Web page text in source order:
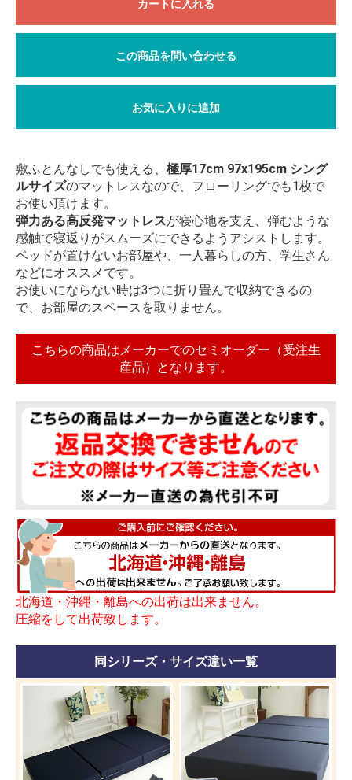
カートに入れる
この商品を問い合わせる
お気に入りに追加
敷ふとんなしでも使える、 極厚17cm 97x195cm シング
ルサイズのマットレスなので、フローリングでも1枚で
お使い頂けます。
弾力ある高反発マットレスが寝心地を支え、弾むような
感触で寝返りがスムーズにできるようアシストします。
ベッドが置けないお部屋や、一人暮らしの方、学生さん
などにオススメです。
お使いにならない時は3つに折り畳んで収納できるの
で、お部屋のスペースを取りません。
こちらの商品はメーカーでのセミオーダー（受注生
産品）となります。
北海道・沖縄・離島への出荷は出来ません。
圧縮をして出荷致します。
同シリーズ・サイズ違い一覧